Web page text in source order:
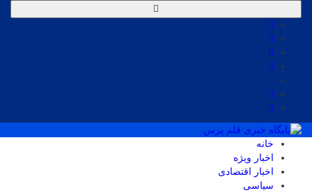
خانه
اخبار ویژه
اخبار اقتصادی
سیاسی